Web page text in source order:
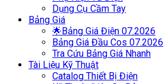
Dụng Cụ Cầm Tay
Bảng Giá
🌟Bảng Giá Điện 07.2026
Bảng Giá Đầu Cos 07.2026
Tra Cứu Bảng Giá Nhanh
Tài Liệu Kỹ Thuật
Catalog Thiết Bị Điện